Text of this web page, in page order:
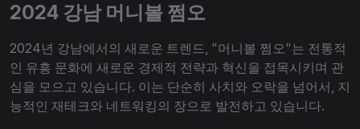
2024 강남 머니볼 쩜오
2024년 강남에서의 새로운 트렌드, "머니볼 쩜오"는 전통적
인 유흥 문화에 새로운 경제적 전략과 혁신을 접목시키며 관
심을 모으고 있습니다. 이는 단순히 사치와 오락을 넘어서, 지
능적인 재테크와 네트워킹의 장으로 발전하고 있습니다.